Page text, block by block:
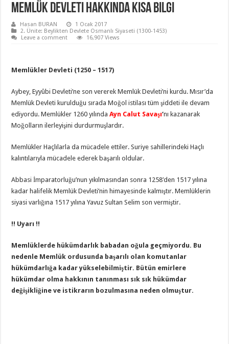
Memlük Devleti Hakkında Kısa Bilgi
Hasan BURAN
1 Ocak 2017
2. Ünite: Beylikten Devlete Osmanlı Siyaseti (1300-1453)
Leave a comment
16,907 Views
Memlükler Devleti (1250 – 1517)
Aybey, Eyyûbi Devleti’ne son vererek Memlük Devleti’ni kurdu. Mısır’da
Memlük Devleti kurulduğu sırada Moğol istilası tüm şiddeti ile devam
ediyordu. Memlükler 1260 yılındaAyn Calut Savaşı‘nı kazanarak
Moğolların ilerleyişini durdurmuşlardır.
Memlükler Haçlılarla da mücadele ettiler. Suriye sahillerindeki Haçlı
kalıntılarıyla mücadele ederek başarılı oldular.
Abbasi İmparatorluğu’nun yıkılmasından sonra 1258’den 1517 yılına
kadar halifelik Memlük Devleti’nin himayesinde kalmıştır. Memlüklerin
siyasi varlığına 1517 yılına Yavuz Sultan Selim son vermiştir.
!! Uyarı !!
Memlüklerde hükümdarlık babadan oğula geçmiyordu. Bu
nedenle Memlük ordusunda başarılı olan komutanlar
hükümdarlığa kadar yükselebilmiştir. Bütün emirlere
hükümdar olma hakkının tanınması sık sık hükümdar
değişikliğine ve istikrarın bozulmasına neden olmuştur.